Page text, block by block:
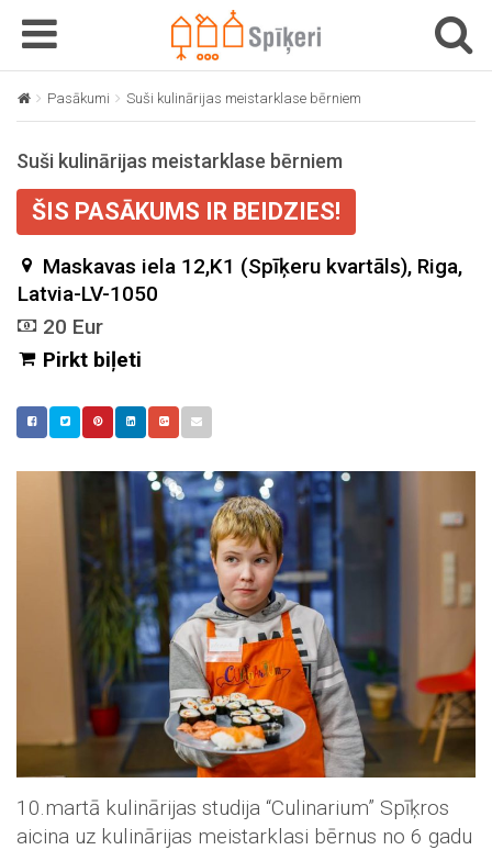
T
o
g
e
v
g
a
T
i
Pasākumi Suši kulinārijas meistarklase bērniem
Suši kulinārijas meistarklase bērniem
ŠIS PASĀKUMS IR BEIDZIES!
Maskavas iela 12,K1 (Spīķeru kvartāls), Riga,
Latvia-LV-1050
20 Eur
Pirkt biļeti
10.martā kulinārijas studija “Culinarium” Spīķros
aicina uz kulinārijas meistarklasi bērnus no 6 gadu